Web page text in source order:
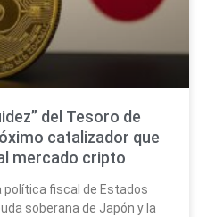
del Tesoro de
catalizador que
mercado cripto
política fiscal de Estados
soberana de Japón y la